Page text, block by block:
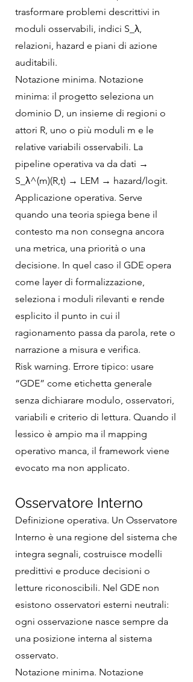
trasformare problemi descrittivi in
moduli osservabili, indici S_λ,
relazioni, hazard e piani di azione
auditabili.
Notazione minima. Notazione
minima: il progetto seleziona un
dominio D, un insieme di regioni o
attori R, uno o più moduli m e le
relative variabili osservabili. La
pipeline operativa va da dati →
S_λ^(m)(R,t) → LEM → hazard/logit.
Applicazione operativa. Serve
quando una teoria spiega bene il
contesto ma non consegna ancora
una metrica, una priorità o una
decisione. In quel caso il GDE opera
come layer di formalizzazione,
seleziona i moduli rilevanti e rende
esplicito il punto in cui il
ragionamento passa da parola, rete o
narrazione a misura e verifica.
Risk warning. Errore tipico: usare
“GDE” come etichetta generale
senza dichiarare modulo, osservatori,
variabili e criterio di lettura. Quando il
lessico è ampio ma il mapping
operativo manca, il framework viene
evocato ma non applicato.
Osservatore Interno
Definizione operativa. Un Osservatore
Interno è una regione del sistema che
integra segnali, costruisce modelli
predittivi e produce decisioni o
letture riconoscibili. Nel GDE non
esistono osservatori esterni neutrali:
ogni osservazione nasce sempre da
una posizione interna al sistema
osservato.
Notazione minima. Notazione